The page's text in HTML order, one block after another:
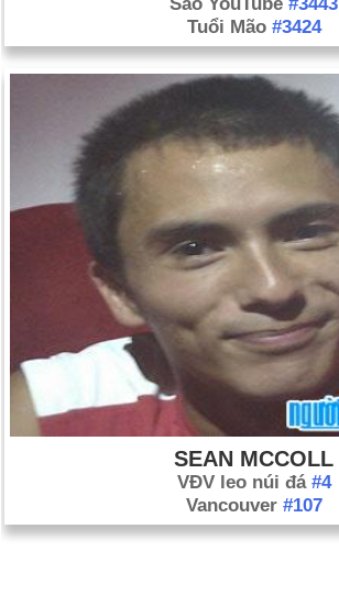
Tuổi Mão #3424
SEAN MCCOLL
VĐV leo núi đá #4
Vancouver #107